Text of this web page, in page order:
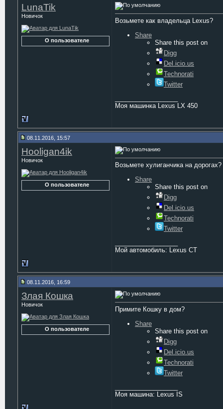
LunaTik
Новичок
О пользователе
Возьмете как владельца Lexus?
Share
Share this post on
Digg
Del.icio.us
Technorati
Twitter
Моя машинка Lexus LX 450
08.11.2016, 15:57
Hooligan4ik
Новичок
О пользователе
Возьмете хулиганчика на дорогах?
Share
Share this post on
Digg
Del.icio.us
Technorati
Twitter
Мой автомобиль: Lexus CT
08.11.2016, 16:59
Злая Кошка
Новичок
О пользователе
Примите Кошку в дом?
Share
Share this post on
Digg
Del.icio.us
Technorati
Twitter
Моя машина: Lexus IS